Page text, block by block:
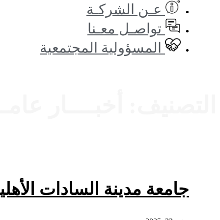
عـن الشركـة
تواصـل معـنا
المسؤولية المجتمعية
جامعة مدينة السادات